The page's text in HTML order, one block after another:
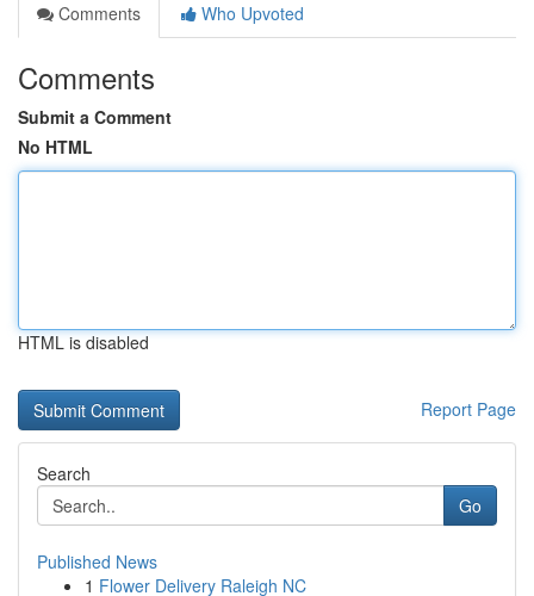
Comments
Who Upvoted
Comments
Submit a Comment
No HTML
HTML is disabled
Report Page
Search
Go
Published News
1 Flower Delivery Raleigh NC